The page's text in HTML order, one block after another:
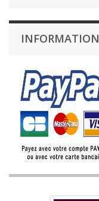
INFORMATION